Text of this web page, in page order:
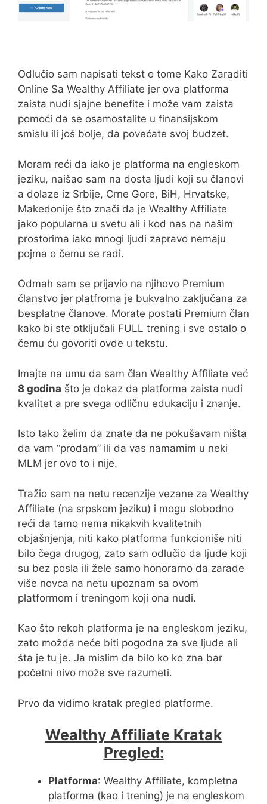
Odlučio sam napisati tekst o tome Kako Zaraditi
Online Sa Wealthy Affiliate jer ova platforma
zaista nudi sjajne benefite i može vam zaista
pomoći da se osamostalite u finansijskom
smislu ili još bolje, da povećate svoj budzet.
Moram reći da iako je platforma na engleskom
jeziku, naišao sam na dosta ljudi koji su članovi
a dolaze iz Srbije, Crne Gore, BiH, Hrvatske,
Makedonije što znači da je Wealthy Affiliate
jako popularna u svetu ali i kod nas na našim
prostorima iako mnogi ljudi zapravo nemaju
pojma o čemu se radi.
Odmah sam se prijavio na njihovo Premium
članstvo jer platfroma je bukvalno zaključana za
besplatne članove. Morate postati Premium član
kako bi ste otključali FULL trening i sve ostalo o
čemu ću govoriti ovde u tekstu.
Imajte na umu da sam član Wealthy Affiliate već
8 godina što je dokaz da platforma zaista nudi
kvalitet a pre svega odličnu edukaciju i znanje.
Isto tako želim da znate da ne pokušavam ništa
da vam “prodam” ili da vas namamim u neki
MLM jer ovo to i nije.
Tražio sam na netu recenzije vezane za Wealthy
Affiliate (na srpskom jeziku) i mogu slobodno
reći da tamo nema nikakvih kvalitetnih
objašnjenja, niti kako platforma funkcioniše niti
bilo čega drugog, zato sam odlučio da ljude koji
su bez posla ili žele samo honorarno da zarade
više novca na netu upoznam sa ovom
platformom i treningom koji ona nudi.
Kao što rekoh platforma je na engleskom jeziku,
zato možda neće biti pogodna za sve ljude ali
šta je tu je. Ja mislim da bilo ko ko zna bar
početni nivo može sve razumeti.
Prvo da vidimo kratak pregled platforme.
Wealthy Affiliate Kratak
Pregled:
Platforma: Wealthy Affiliate, kompletna
platforma (kao i trening) je na engleskom